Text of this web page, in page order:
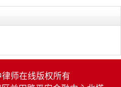
师在线版权所有